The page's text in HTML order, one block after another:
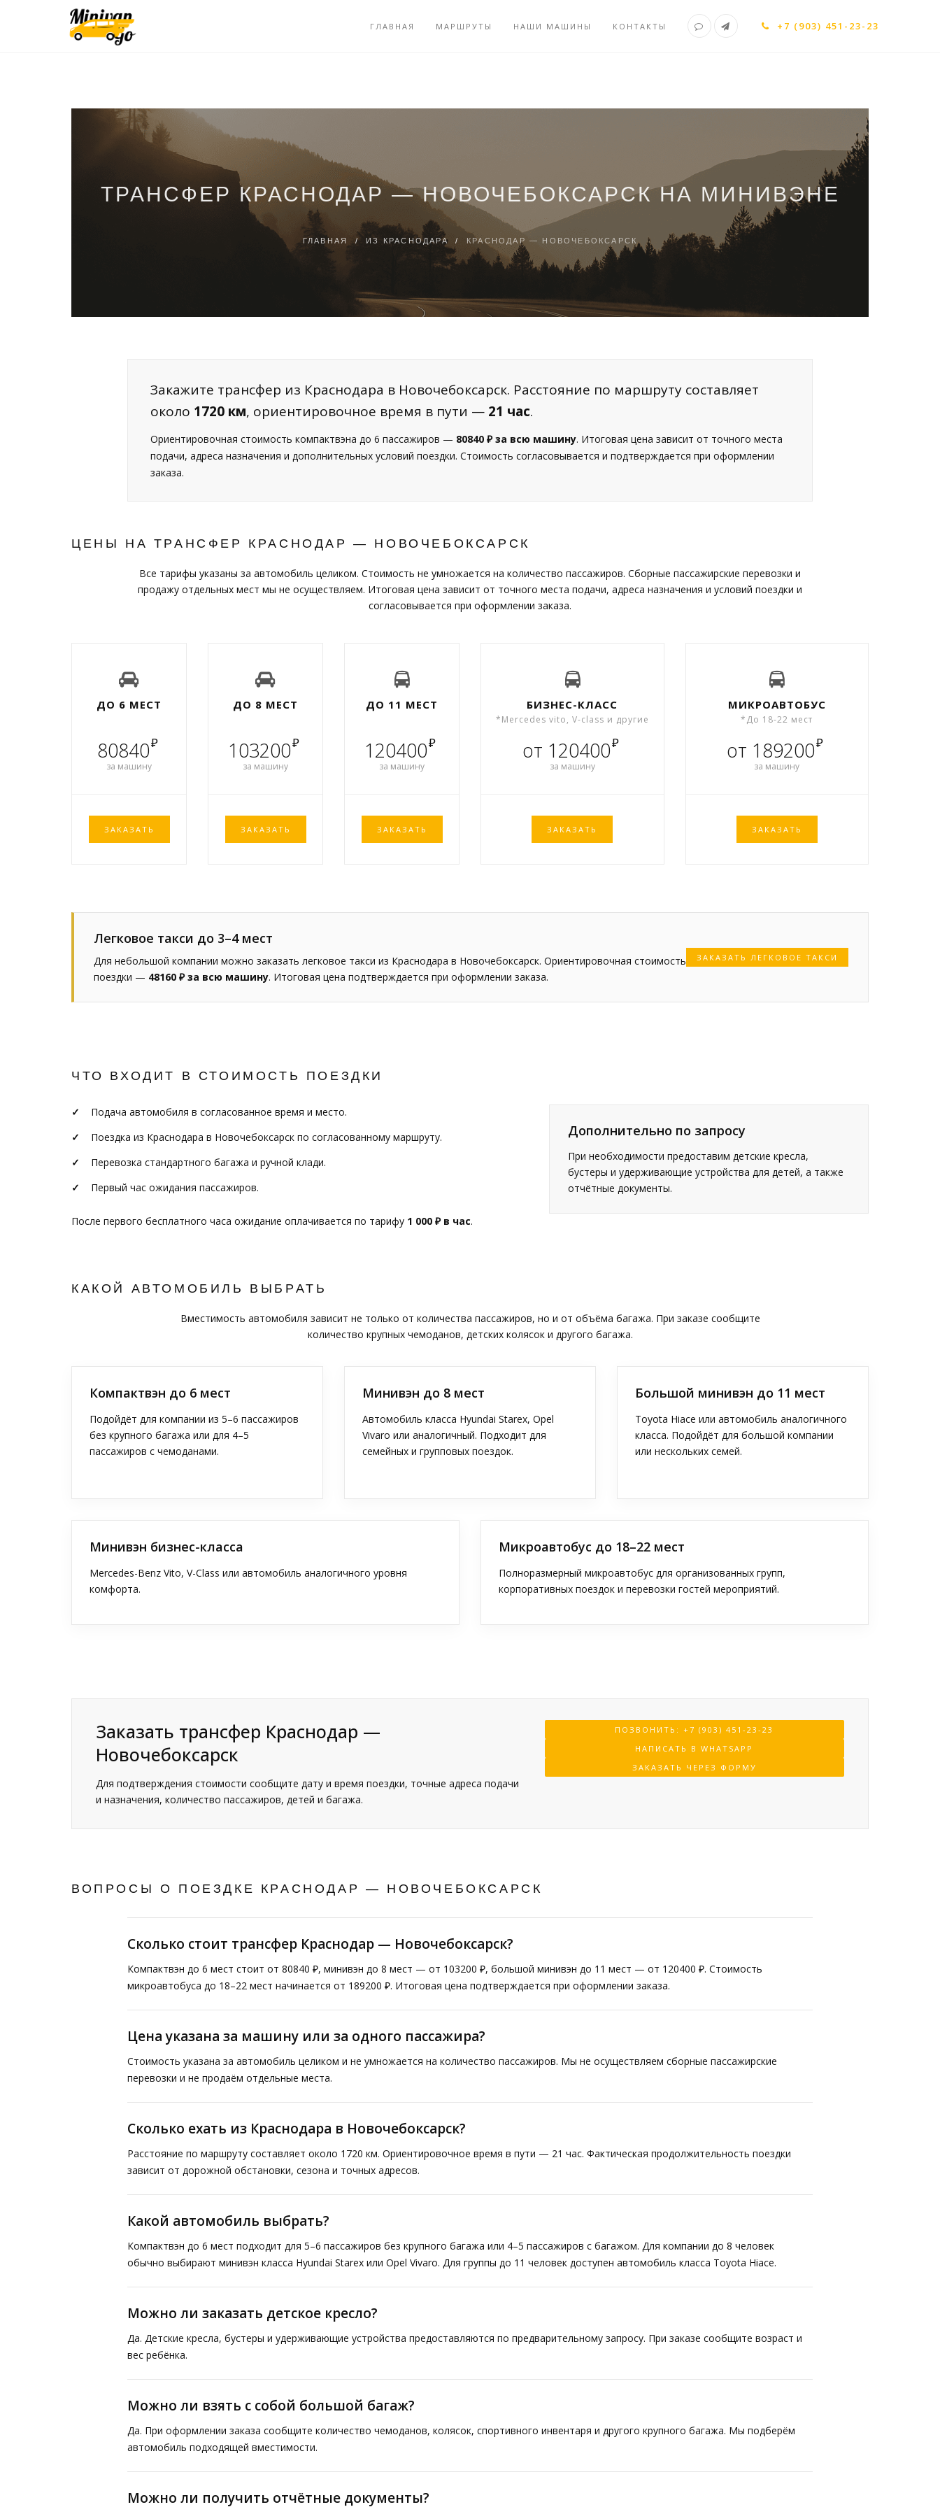
ГЛАВНАЯ МАРШРУТЫ НАШИ МАШИНЫ КОНТАКТЫ +7 (903) 451-23-23
ТРАНСФЕР КРАСНОДАР — НОВОЧЕБОКСАРСК НА МИНИВЭНЕ
ГЛАВНАЯ / ИЗ КРАСНОДАРА/ КРАСНОДАР — НОВОЧЕБОКСАРСК
Закажите трансфер из Краснодара в Новочебоксарск. Расстояние по маршруту составляет
около 1720 км, ориентировочное время в пути — 21 час.
Ориентировочная стоимость компактвэна до 6 пассажиров — 80840 ₽ за всю машину. Итоговая цена зависит от точного места
подачи, адреса назначения и дополнительных условий поездки. Стоимость согласовывается и подтверждается при оформлении
заказа.
ЦЕНЫ НА ТРАНСФЕР КРАСНОДАР — НОВОЧЕБОКСАРСК
Все тарифы указаны за автомобиль целиком. Стоимость не умножается на количество пассажиров. Сборные пассажирские перевозки и
продажу отдельных мест мы не осуществляем. Итоговая цена зависит от точного места подачи, адреса назначения и условий поездки и
согласовывается при оформлении заказа.
ДО 6 МЕСТ
80840₽
за машину
ЗАКАЗАТЬ
ДО 8 МЕСТ
103200₽
за машину
ЗАКАЗАТЬ
ДО 11 МЕСТ
120400₽
за машину
ЗАКАЗАТЬ
БИЗНЕС-КЛАСС
*Mercedes vito, V-class и другие
от 120400₽
за машину
ЗАКАЗАТЬ
МИКРОАВТОБУС
*До 18-22 мест
от 189200₽
за машину
ЗАКАЗАТЬ
Легковое такси до 3–4 мест
Для небольшой компании можно заказать легковое такси из Краснодара в Новочебоксарск. Ориентировочная стоимость
поездки — 48160 ₽ за всю машину. Итоговая цена подтверждается при оформлении заказа.
ЗАКАЗАТЬ ЛЕГКОВОЕ ТАКСИ
ЧТО ВХОДИТ В СТОИМОСТЬ ПОЕЗДКИ
Подача автомобиля в согласованное время и место.
Поездка из Краснодара в Новочебоксарск по согласованному маршруту.
Перевозка стандартного багажа и ручной клади.
Первый час ожидания пассажиров.
После первого бесплатного часа ожидание оплачивается по тарифу 1 000 ₽ в час.
Дополнительно по запросу
При необходимости предоставим детские кресла,
бустеры и удерживающие устройства для детей, а также
отчётные документы.
КАКОЙ АВТОМОБИЛЬ ВЫБРАТЬ
Вместимость автомобиля зависит не только от количества пассажиров, но и от объёма багажа. При заказе сообщите
количество крупных чемоданов, детских колясок и другого багажа.
Компактвэн до 6 мест
Подойдёт для компании из 5–6 пассажиров
без крупного багажа или для 4–5
пассажиров с чемоданами.
Минивэн до 8 мест
Автомобиль класса Hyundai Starex, Opel
Vivaro или аналогичный. Подходит для
семейных и групповых поездок.
Большой минивэн до 11 мест
Toyota Hiace или автомобиль аналогичного
класса. Подойдёт для большой компании
или нескольких семей.
Минивэн бизнес-класса
Mercedes-Benz Vito, V-Class или автомобиль аналогичного уровня
комфорта.
Микроавтобус до 18–22 мест
Полноразмерный микроавтобус для организованных групп,
корпоративных поездок и перевозки гостей мероприятий.
Заказать трансфер Краснодар —
Новочебоксарск
Для подтверждения стоимости сообщите дату и время поездки, точные адреса подачи
и назначения, количество пассажиров, детей и багажа.
ПОЗВОНИТЬ: +7 (903) 451-23-23
НАПИСАТЬ В WHATSAPP
ЗАКАЗАТЬ ЧЕРЕЗ ФОРМУ
ВОПРОСЫ О ПОЕЗДКЕ КРАСНОДАР — НОВОЧЕБОКСАРСК
Сколько стоит трансфер Краснодар — Новочебоксарск?
Компактвэн до 6 мест стоит от 80840 ₽, минивэн до 8 мест — от 103200 ₽, большой минивэн до 11 мест — от 120400 ₽. Стоимость
микроавтобуса до 18–22 мест начинается от 189200 ₽. Итоговая цена подтверждается при оформлении заказа.
Цена указана за машину или за одного пассажира?
Стоимость указана за автомобиль целиком и не умножается на количество пассажиров. Мы не осуществляем сборные пассажирские
перевозки и не продаём отдельные места.
Сколько ехать из Краснодара в Новочебоксарск?
Расстояние по маршруту составляет около 1720 км. Ориентировочное время в пути — 21 час. Фактическая продолжительность поездки
зависит от дорожной обстановки, сезона и точных адресов.
Какой автомобиль выбрать?
Компактвэн до 6 мест подходит для 5–6 пассажиров без крупного багажа или 4–5 пассажиров с багажом. Для компании до 8 человек
обычно выбирают минивэн класса Hyundai Starex или Opel Vivaro. Для группы до 11 человек доступен автомобиль класса Toyota Hiace.
Можно ли заказать детское кресло?
Да. Детские кресла, бустеры и удерживающие устройства предоставляются по предварительному запросу. При заказе сообщите возраст и
вес ребёнка.
Можно ли взять с собой большой багаж?
Да. При оформлении заказа сообщите количество чемоданов, колясок, спортивного инвентаря и другого крупного багажа. Мы подберём
автомобиль подходящей вместимости.
Можно ли получить отчётные документы?